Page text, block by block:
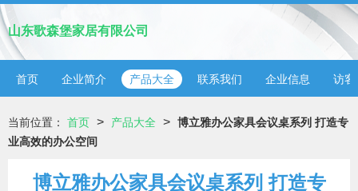
山东歌森堡家居有限公司
首页 企业简介 产品大全 联系我们 企业信息 访客
当前位置： 首页 > 产品大全 > 博立雅办公家具会议桌系列 打造专
业高效的办公空间
博立雅办公家具会议桌系列 打造专